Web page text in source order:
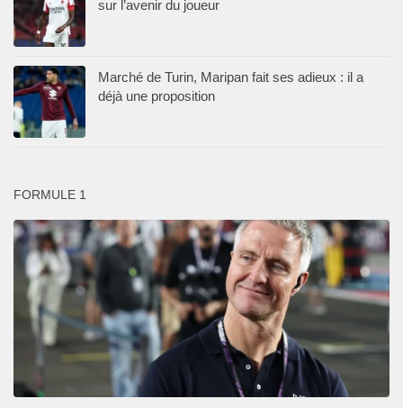
sur l’avenir du joueur
Marché de Turin, Maripan fait ses adieux : il a
déjà une proposition
FORMULE 1